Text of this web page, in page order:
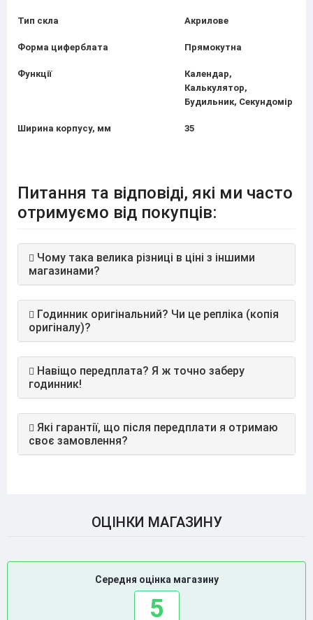
Тип скла Акрилове
Форма циферблата Прямокутна
Функції
Календар,
Калькулятор,
Будильник, Секундомір
Ширина корпусу, мм 35
Питання та відповіді, які ми часто
отримуємо від покупців:
Чому така велика різниці в ціні з іншими
магазинами?
Годинник оригінальний? Чи це репліка (копія
оригіналу)?
Навіщо передплата? Я ж точно заберу
годинник!
Які гарантії, що після передплати я отримаю
своє замовлення?
ОЦІНКИ МАГАЗИНУ
Середня оцінка магазину
5